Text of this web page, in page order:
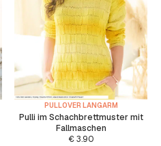
PULLOVER LANGARM
Pulli im Schachbrettmuster mit
Fallmaschen
€3.90